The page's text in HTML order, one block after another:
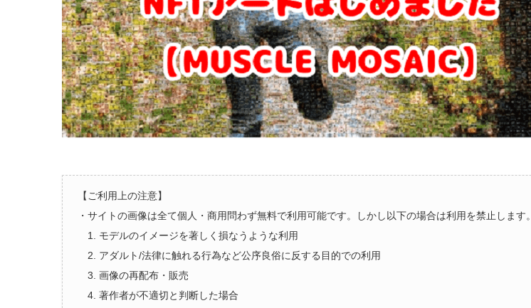
【ご利用上の注意】
・サイトの画像は全て個人・商用問わず無料で利用可能です。しかし以下の場合は利用を禁止します。
1. モデルのイメージを著しく損なうような利用
2. アダルト/法律に触れる行為など公序良俗に反する目的での利用
3. 画像の再配布・販売
4. 著作者が不適切と判断した場合